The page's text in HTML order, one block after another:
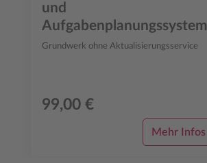
und
Aufgabenplanungssystem
Grundwerk ohne Aktualisierungsservice
99,00 €
Mehr Infos